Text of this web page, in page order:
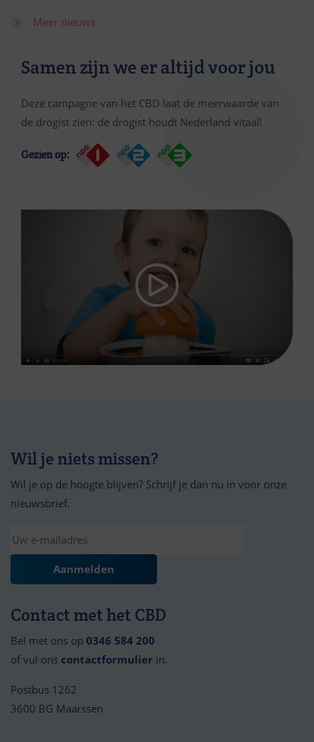
Meer nieuws
Samen zijn we er altijd voor jou
Deze campagne van het CBD laat de meerwaarde van
de drogist zien: de drogist houdt Nederland vitaal!
Gezien op:
Wil je niets missen?
Wil je op de hoogte blijven? Schrijf je dan nu in voor onze
nieuwsbrief.
Contact met het CBD
Bel met ons op 0346 584 200
of vul ons contactformulier in.
Postbus 1262
3600 BG Maarssen